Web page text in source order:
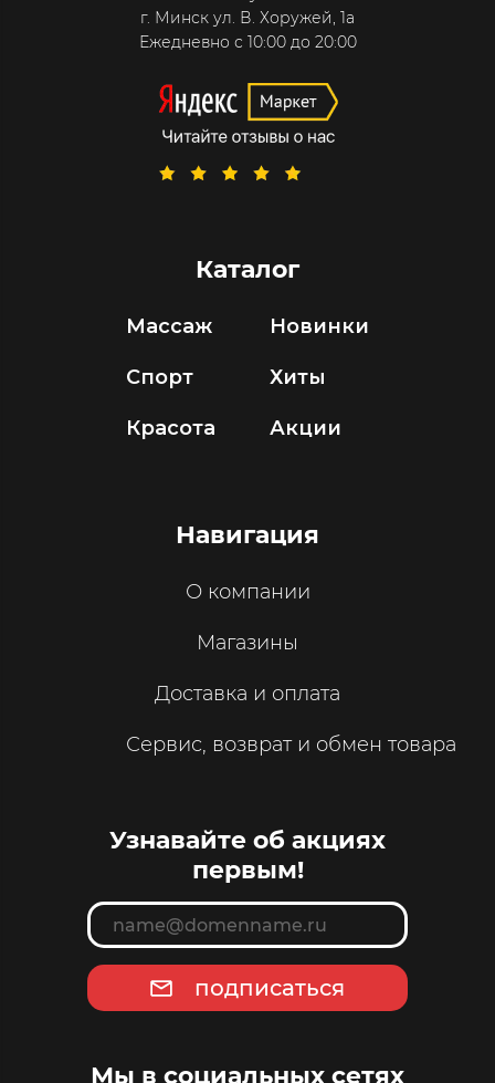
г. Минск ул. В. Хоружей, 1а
Ежедневно с 10:00 до 20:00
Каталог
Массаж
Спорт
Красота
Новинки
Хиты
Акции
Навигация
О компании
Магазины
Доставка и оплата
Сервис, возврат и обмен товара
Узнавайте об акциях
первым!
подписаться
Мы в социальных сетях